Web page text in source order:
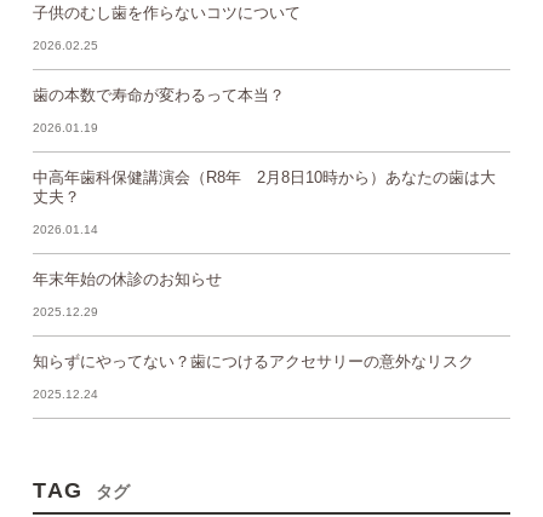
子供のむし歯を作らないコツについて
2026.02.25
歯の本数で寿命が変わるって本当？
2026.01.19
中高年歯科保健講演会（R8年 2月8日10時から）あなたの歯は大
丈夫？
2026.01.14
年末年始の休診のお知らせ
2025.12.29
知らずにやってない？歯につけるアクセサリーの意外なリスク
2025.12.24
TAG タグ